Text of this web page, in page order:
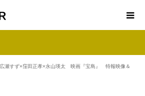
瀬すず×窪田正孝×永山瑛太 映画『宝島』 特報映像＆